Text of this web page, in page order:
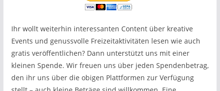
Ihr wollt weiterhin interessanten Content über kreative
Events und genussvolle Freizeitaktivitäten lesen wie auch
gratis veröffentlichen? Dann unterstützt uns mit einer
kleinen Spende. Wir freuen uns über jeden Spendenbetrag,
den ihr uns über die obigen Plattformen zur Verfügung